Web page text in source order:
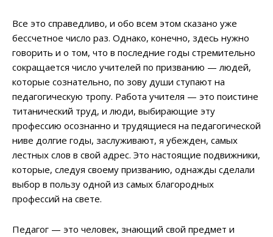
Все это справедливо, и обо всем этом сказано уже
бессчетное число раз. Однако, конечно, здесь нужно
говорить и о том, что в последние годы стремительно
сокращается число учителей по призванию — людей,
которые сознательно, по зову души ступают на
педагогическую тропу. Работа учителя — это поистине
титанический труд, и люди, выбирающие эту
профессию осознанно и трудящиеся на педагогической
ниве долгие годы, заслуживают, я убежден, самых
лестных слов в свой адрес. Это настоящие подвижники,
которые, следуя своему призванию, однажды сделали
выбор в пользу одной из самых благородных
профессий на свете.
Педагог — это человек, знающий свой предмет и